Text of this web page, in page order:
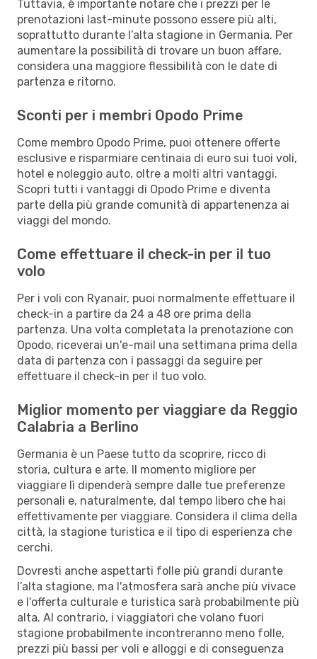
Tuttavia, è importante notare che i prezzi per le
prenotazioni last-minute possono essere più alti,
soprattutto durante l’alta stagione in Germania. Per
aumentare la possibilità di trovare un buon affare,
considera una maggiore flessibilità con le date di
partenza e ritorno.
Sconti per i membri Opodo Prime
Come membro Opodo Prime, puoi ottenere offerte
esclusive e risparmiare centinaia di euro sui tuoi voli,
hotel e noleggio auto, oltre a molti altri vantaggi.
Scopri tutti i vantaggi di Opodo Prime e diventa
parte della più grande comunità di appartenenza ai
viaggi del mondo.
Come effettuare il check-in per il tuo
volo
Per i voli con Ryanair, puoi normalmente effettuare il
check-in a partire da 24 a 48 ore prima della
partenza. Una volta completata la prenotazione con
Opodo, riceverai un'e-mail una settimana prima della
data di partenza con i passaggi da seguire per
effettuare il check-in per il tuo volo.
Miglior momento per viaggiare da Reggio
Calabria a Berlino
Germania è un Paese tutto da scoprire, ricco di
storia, cultura e arte. Il momento migliore per
viaggiare lì dipenderà sempre dalle tue preferenze
personali e, naturalmente, dal tempo libero che hai
effettivamente per viaggiare. Considera il clima della
città, la stagione turistica e il tipo di esperienza che
cerchi.
Dovresti anche aspettarti folle più grandi durante
l’alta stagione, ma l'atmosfera sarà anche più vivace
e l'offerta culturale e turistica sarà probabilmente più
alta. Al contrario, i viaggiatori che volano fuori
stagione probabilmente incontreranno meno folle,
prezzi più bassi per voli e alloggi e di conseguenza